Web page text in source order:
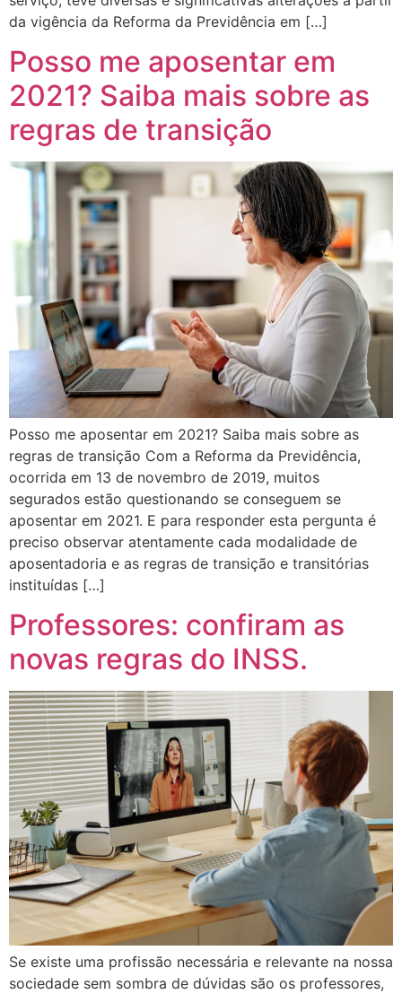
da vigência da Reforma da Previdência em […]
Posso me aposentar em
2021? Saiba mais sobre as
regras de transição
Posso me aposentar em 2021? Saiba mais sobre as
regras de transição Com a Reforma da Previdência,
ocorrida em 13 de novembro de 2019, muitos
segurados estão questionando se conseguem se
aposentar em 2021. E para responder esta pergunta é
preciso observar atentamente cada modalidade de
aposentadoria e as regras de transição e transitórias
instituídas […]
Professores: confiram as
novas regras do INSS.
Se existe uma profissão necessária e relevante na nossa
sociedade sem sombra de dúvidas são os professores,